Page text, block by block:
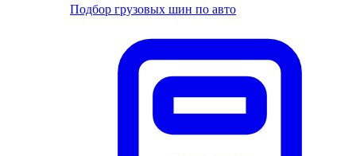
Подбор грузовых шин по авто